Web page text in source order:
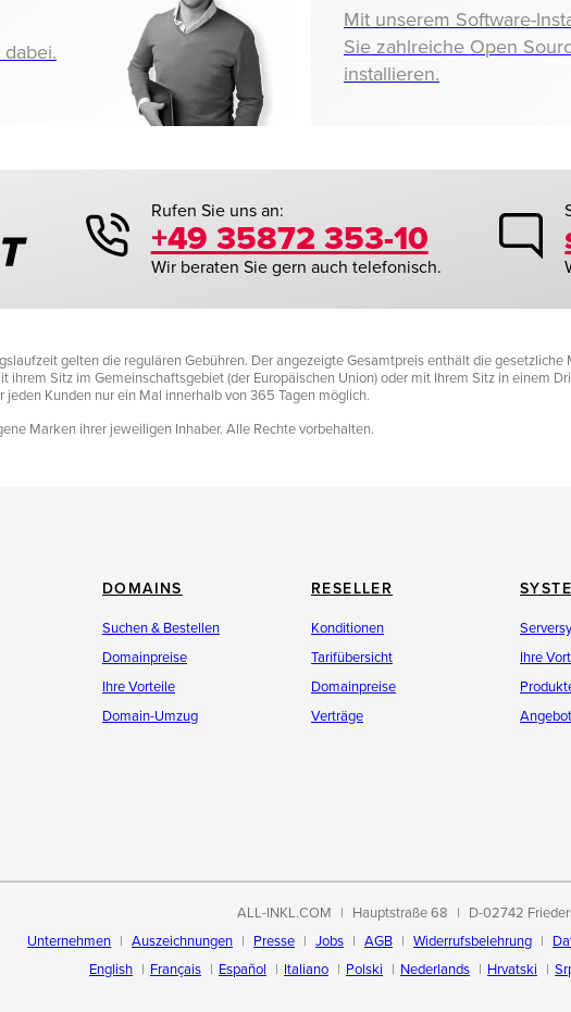
Mit unserem Software-
Sie zahlreiche Open
installieren.
Rufen Sie uns an:
+49 35872 353-10
Wir beraten Sie gern auch telefonisch.
gelten die regulären Gebühren. Der angezeigte Gesamtpreis enthält die
Sitz im Gemeinschaftsgebiet (der Europäischen Union) oder mit Ihrem Sitz in einem
Kunden nur ein Mal innerhalb von 365 Tagen möglich.
Marken ihrer jeweiligen Inhaber. Alle Rechte vorbehalten.
DOMAINS
Suchen & Bestellen
Domainpreise
Ihre Vorteile
Domain-Umzug
RESELLER
Konditionen
Tarifübersicht
Domainpreise
Verträge
Ihre
ALL-INKL.COM Hauptstraße 68 D-02742
Unternehmen
Auszeichnungen Presse Jobs AGB Widerrufsbelehrung
English
Français Español Italiano Polski Nederlands Hrvatski